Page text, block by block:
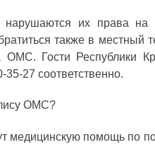
нарушаются их права
также в
ОМС. Гости Республики
27 соответственно.
ОМС?
медицинскую помощь по